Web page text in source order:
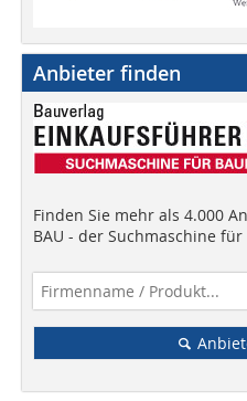
Anbieter finden
Finden Sie mehr als 4.000
BAU - der Suchmaschine